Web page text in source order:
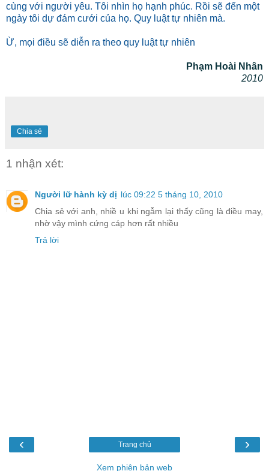
cùng với người yêu. Tôi nhìn họ hạnh phúc. Rồi sẽ đến một
ngày tôi dự đám cưới của họ. Quy luật tự nhiên mà.
Ừ, mọi điều sẽ diễn ra theo quy luật tự nhiên
Phạm Hoài Nhân
2010
Chia sẻ
1 nhận xét:
Người lữ hành kỳ dị lúc 09:22 5 tháng 10, 2010
Chia sẻ với anh, nhiề u khi ngẫm lại thấy cũng là điều may,
nhờ vậy mình cứng cáp hơn rất nhiều
Trả lời
‹ ›
Trang chủ
Xem phiên bản web